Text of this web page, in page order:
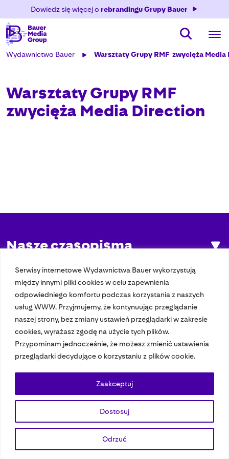
Serwisy internetowe Wydawnictwa Bauer wykorzystują
między innymi pliki cookies w celu zapewnienia
odpowiedniego komfortu podczas korzystania z naszych
usług WWW. Przyjmujemy, że kontynuując przeglądanie
naszej strony, bez zmiany ustawień przeglądarki w zakresie
cookies, wyrażasz zgodę na użycie tych plików.
Przypominam jednocześnie, że możesz zmienić ustawienia
przeglądarki decydujące o korzystaniu z plików cookie.
Dostosuj
Odrzuć
Zaakceptuj
Dowiedz się więcej o rebrandingu Grupy Bauer
Wydawnictwo Bauer Warsztaty Grupy RMF  zwycięża
Warsztaty Grupy RMF 
zwycięża Media Direction
Nasze czasopisma
Nasze strony
© 2023 Bauer Media Group, All Rights Reserved.
Polityka prywatności
Dane osobowe Wydawca EMFA